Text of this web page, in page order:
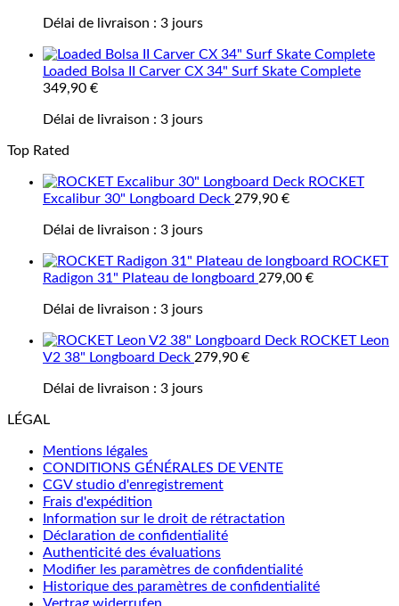
Délai de livraison : 3 jours
Loaded Bolsa II Carver CX 34" Surf Skate Complete
349,90 €
Délai de livraison : 3 jours
Top Rated
ROCKET
Excalibur 30" Longboard Deck 279,90 €
Délai de livraison : 3 jours
ROCKET
Radigon 31" Plateau de longboard 279,00 €
Délai de livraison : 3 jours
ROCKET Leon
V2 38" Longboard Deck 279,90 €
Délai de livraison : 3 jours
LÉGAL
Mentions légales
CONDITIONS GÉNÉRALES DE VENTE
CGV studio d'enregistrement
Frais d'expédition
Information sur le droit de rétractation
Déclaration de confidentialité
Authenticité des évaluations
Modifier les paramètres de confidentialité
Historique des paramètres de confidentialité